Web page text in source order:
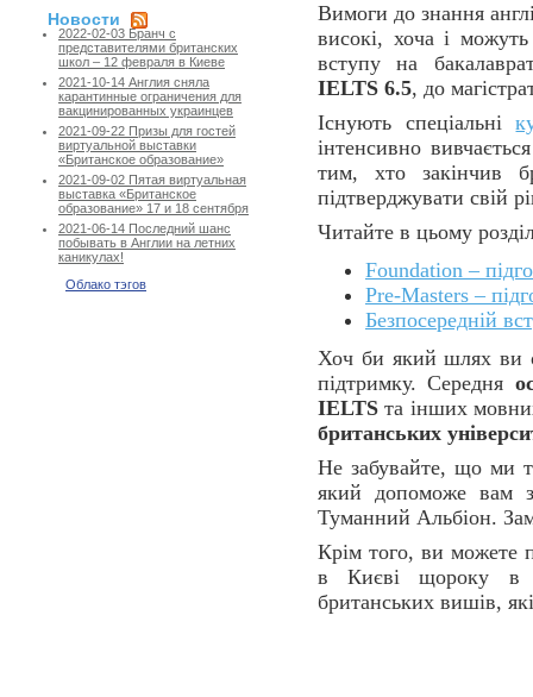
Новости
2022-02-03 Бранч с
представителями британских
школ – 12 февраля в Киеве
2021-10-14 Англия сняла
карантинные ограничения для
вакцинированных украинцев
2021-09-22 Призы для гостей
виртуальной выставки
«Британское образование»
2021-09-02 Пятая виртуальная
выставка «Британское
образование» 17 и 18 сентября
2021-06-14 Последний шанс
побывать в Англии на летних
каникулах!
Облако тэгов
Вимоги до знання
високі, хоча і
вступу на
IELTS 6.5, до
Існують спеціальні
інтенсивно
тим, хто закінчив
підтверджувати свій
Читайте в цьому
Foundation –
Pre-Masters –
Безпосередній
Хоч би який шлях ви
підтримку. Середня
IELTS та інших
британських
Не забувайте, що ми
який допоможе вам
Туманний Альбіон.
Крім того, ви можете
в Києві щороку в
британських вишів,